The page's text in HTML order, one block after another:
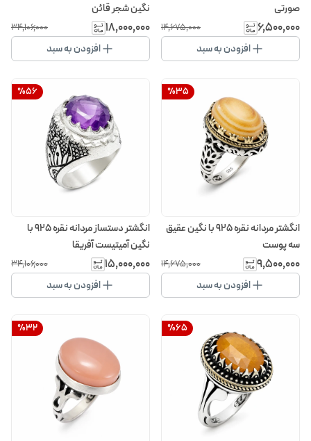
صورتی
۶٬۵۰۰٬۰۰۰ ۱۴٬۶۷۵٬۰۰۰
افزودن به سبد
نگین شجر قائن
۱۸٬۰۰۰٬۰۰۰ ۳۴٬۱۰۶٬۰۰۰
افزودن به سبد
%35
انگشتر مردانه نقره 925 با نگین عقیق
سه پوست
۹٬۵۰۰٬۰۰۰ ۱۴٬۶۷۵٬۰۰۰
افزودن به سبد
%56
انگشتر دستساز مردانه نقره 925 با
نگین آمیتیست آفریقا
۱۵٬۰۰۰٬۰۰۰ ۳۴٬۱۰۶٬۰۰۰
افزودن به سبد
%65
%32